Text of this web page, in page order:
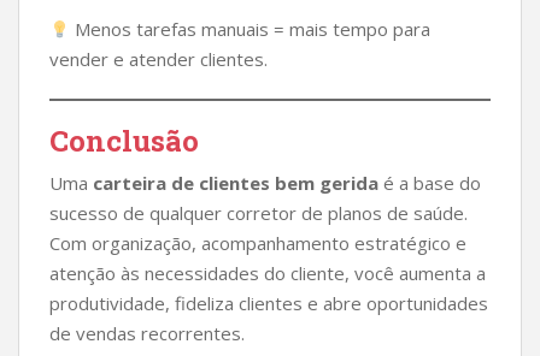
Menos tarefas manuais = mais tempo para
vender e atender clientes.
Conclusão
Uma carteira de clientes bem gerida é a base do
sucesso de qualquer corretor de planos de saúde.
Com organização, acompanhamento estratégico e
atenção às necessidades do cliente, você aumenta a
produtividade, fideliza clientes e abre oportunidades
de vendas recorrentes.